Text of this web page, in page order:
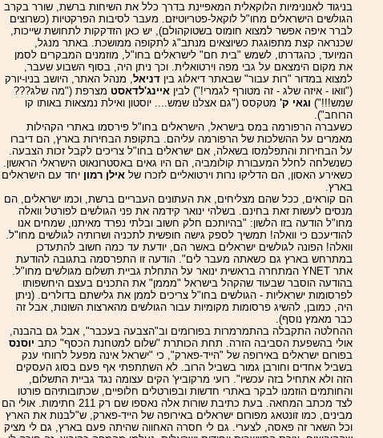
בניגוד לאנונימיות הלוקאלית המאפיינת בדרך כלל את השיחות ברשת, שורר בקרב
הגולשים הישראלים מחו"ל לוקאל-פטריוטיזם. מעבר לסיבות הפרקטיות (כשרוצים
לברר איפה אפשר למצוא חומוס בשטוקהולם), יש כאן הזדקקות לתחושת שייכות,
שכנראה קצת מתפוגגת כשיוצאים מנתב"ג לתקופה ממושכת. באתר מנגל,
המיועד, כהגדרתו, לשמש "בית חם" לישראלים בחו"ל, מוזמנים המבקרים לסמן
את מקום הימצאם על גבי מפה וירטואלית. וכך ניתן היה, בסוף השבוע שעבר,
למצוא במדור "רות עבור" שבאתר דיאלוג בין דניאל, מנהל האתר, היושב בניו-יורק
("וואו - איזה שלג - זה מטורף לגמרי!") לבין איינג'לדאסט מצרפת ("מה שלג???
שמש!!!") וגאי ק' מטקסס ("גם אצלנו שמש.... יוסטון ואילת נמצאות באותו קו
הרוחב").
כשעברה הרפורמה במס בישראל, הישראלים בחו"ל פירסמו באתרי הקהילות
מאמרים על ההשלכות של הרפורמה עליהם. בתקופת הבחירות בארץ, הם דיברו
על הבחירות והתפלמסו בשאלה, אם ישראלים בחו"ל צריכים לקבל זכות הצבעה.
כשנשלחה לחלל המעבורת קולומביה, הם היו גאים באסטרונאוט הישראלי הראשון.
כשאירע האסון, הם הדליקו נרות וירטואליים לזכרו של אילן רמון יחד עם הישראלים
בארץ.
הם קוראים, ככל שהם מצליחים, את העתונים העבריים ברשת, וכמו ישראלים, הם
מנסים לעשות זאת בחינם. בשלהי ינואר קידמה את פני הגולשים לפורטל וואלה
מחו"ל הודעה בזו הלשון: "בהיותכם חלק חשוב ובלתי נפרד מאיתנו, שמחים אנו
להודיעכם כי וואלה! תמשיך לספק גישה חופשית לתכניה ושרותיה לגולשים מחו"ל.
וואלה! הפונה לגולשים ישראלים באשר הם, יודעת עד כמה חשוב להתעדכן
במתרחש בארץ גם כשאתה מעבר לים". הודעה זו התפרסמה בתגובה להודעת
אתר YNET המתחרה בראשית ינואר על התחלת גביית תשלום מגולשים מחו"ל.
בהודעה הוסבר שבעוד שהקהל בישראל "מממן" את התכנים בעצם היחשפותו
לפרסומות ישראליות - הגולשים בחו"ל צריכים לממן את גלישתם בדולרים. (ניתן
היה, כמובן, להשיג פרסומות מקומיות עבור הגולשים מהארצות השונות, אבל זה
כבר מאמץ נוסף).
ההחלטה התקבלה בהתמרמרות בפורומים וב"הצבעה בעכבר", אבל גם בהבנה,
אולי בהשפעת הסביבה הזרה. תחת הכותרת "שלום למטחנת הכסף" כתב יוסנס
בפורום ישראלים באירופה של "הייד-פארק", כי "ישראל אינה מפעל לרווחי ענק
בשביל אחדים וחורבן גמור בשביל הרוב. לא השתתפתי אף פעם בסוג העסקים
הזה ולא אתחיל בזה עכשיו". רועי מרקוביץ' הקים עצומה נגד גביית התשלום,
והחותמים הוזמנו לבקר באתרי חדשות ובפורטלים חלופיים, שכתובותיהם פורטו
לצד מכתב המחאה. בעת כתיבת שורות אלה נאספו שם רק 211 חתימות. אולי הם
מבינים, כמו זונטאג מפורום ישראלים באירופה של הייד-פארק, ש"לבנות את הארץ
וכל השאר זה פאסה, לצערי. גם לי חסרה האחווה שהיתה פעם בארץ, גם לי מציק